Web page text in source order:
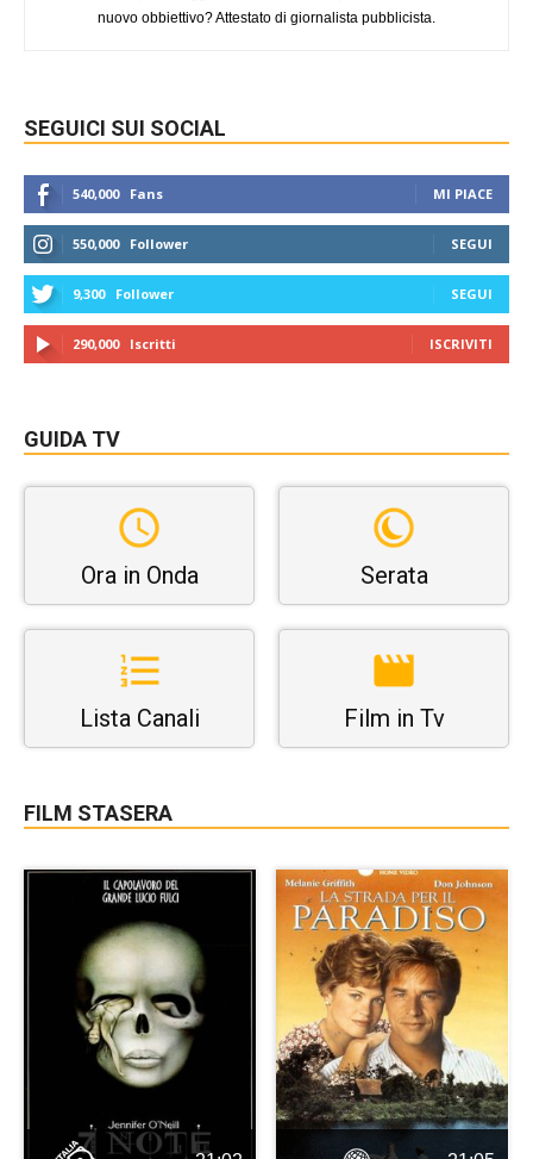
nuovo obbiettivo? Attestato di giornalista pubblicista.
SEGUICI SUI SOCIAL
540,000 Fans MI PIACE
550,000 Follower SEGUI
9,300 Follower SEGUI
290,000 Iscritti ISCRIVITI
GUIDA TV
Ora in Onda Serata
Lista Canali Film in Tv
FILM STASERA